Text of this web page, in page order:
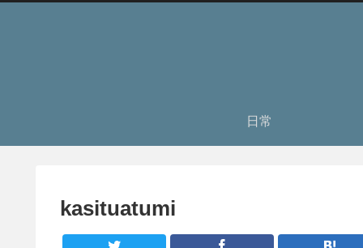
日常
kasituatumi